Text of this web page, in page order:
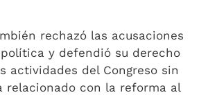
rechazó las acusaciones
y defendió su derecho
actividades del Congreso sin
relacionado con la reforma al